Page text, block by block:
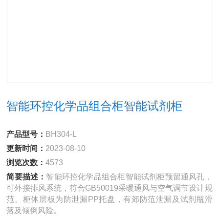
智能环控化学品组合柜智能试剂柜
产品型号： BH304-L
更新时间： 2023-08-10
浏览次数：4573
简要描述： 智能环控化学品组合柜智能试剂柜预留通风孔，
可外接排风系统，符合GB50019采暖通风与空气调节设计规
范。柜体层板为防泄漏PP托盘，有郊防范泄漏及试剂瓶滑
落及倾倒风险。